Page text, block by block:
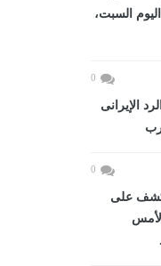
السبت،
0
الإيرانى
0
على